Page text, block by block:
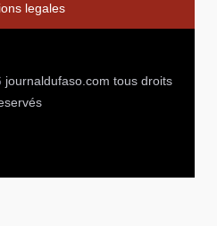
legales
journaldufaso.com tous droits